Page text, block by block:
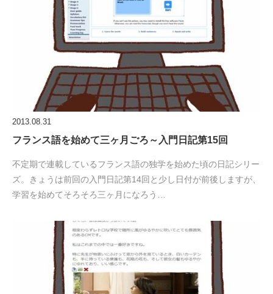
2013.08.31
フランス語を始めて三ヶ月ごろ～入門日記第15回
不定期で連載しているフランス語の独学を始めた頃の日記シリー
ズ。きょうは前回の入門日記第14回と少し日付が前後しますが、
学習を始めてそろそろ三ヶ月になろう…